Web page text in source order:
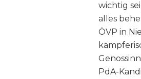
wichtig
alles
ÖVP in
PdA-